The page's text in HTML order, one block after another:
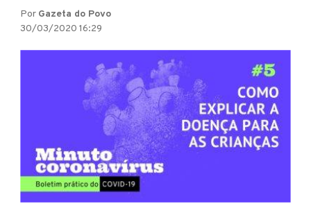
Por Gazeta do Povo
30/03/2020 16:29